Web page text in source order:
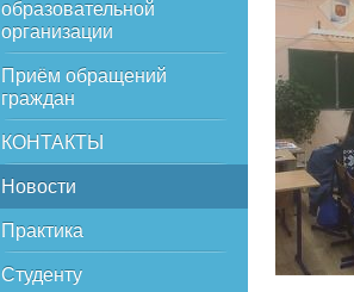
образовательной
организации
Приём обращений
граждан
КОНТАКТЫ
Новости
Практика
Студенту